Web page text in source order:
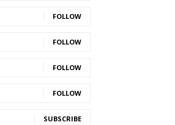
FOLLOW
FOLLOW
FOLLOW
FOLLOW
SUBSCRIBE